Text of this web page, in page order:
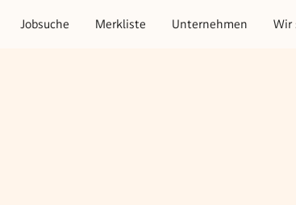
Jobsuche Merkliste Unternehmen Wir